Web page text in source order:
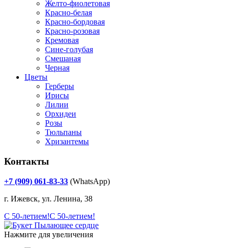
Желто-фиолетовая
Красно-белая
Красно-бордовая
Красно-розовая
Кремовая
Сине-голубая
Смешаная
Черная
Цветы
Герберы
Ирисы
Лилии
Орхидеи
Розы
Тюльпаны
Хризантемы
Контакты
+7 (909) 061-83-33 (WhatsApp)
г. Ижевск, ул. Ленина, 38
С 50-летием!С 50-летием!
Нажмите для увеличения